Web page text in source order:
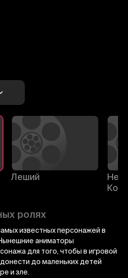
Леший
ролях
известных персонажей в
аниматоры
для того, чтобы в игровой
до маленьких детей
и зле.
Авторизоваться